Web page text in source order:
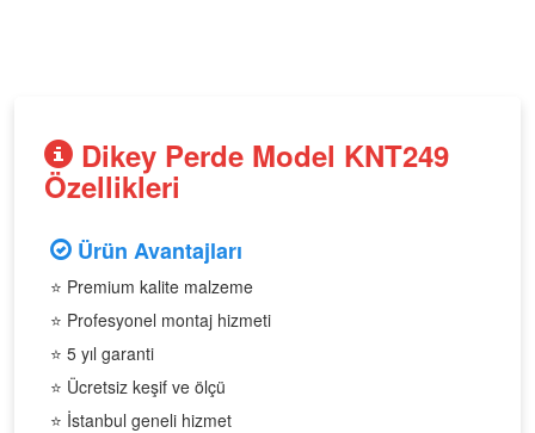
Dikey Perde Model KNT249
Özellikleri
Ürün Avantajları
⭐ Premium kalite malzeme
⭐ Profesyonel montaj hizmeti
⭐ 5 yıl garanti
⭐ Ücretsiz keşif ve ölçü
⭐ İstanbul geneli hizmet